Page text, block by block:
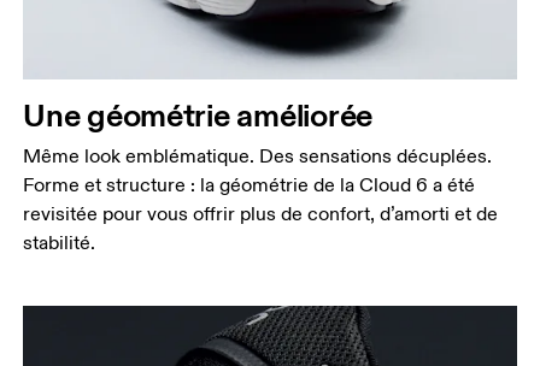
Une géométrie améliorée
Même look emblématique. Des sensations décuplées.
Forme et structure : la géométrie de la Cloud 6 a été
revisitée pour vous offrir plus de confort, d’amorti et de
stabilité.